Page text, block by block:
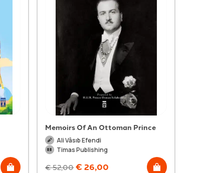
Memoirs Of An Ottoman Prince
Ali Vâsıb Efendi
Timas Publishing
€52,00 € 26,00